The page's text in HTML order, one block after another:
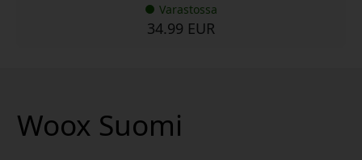
Varastossa
34.99 EUR
Woox Suomi